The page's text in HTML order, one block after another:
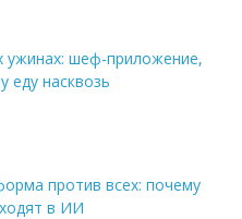
ужинах: шеф-приложение,
еду насквозь
против всех: почему
в ИИ